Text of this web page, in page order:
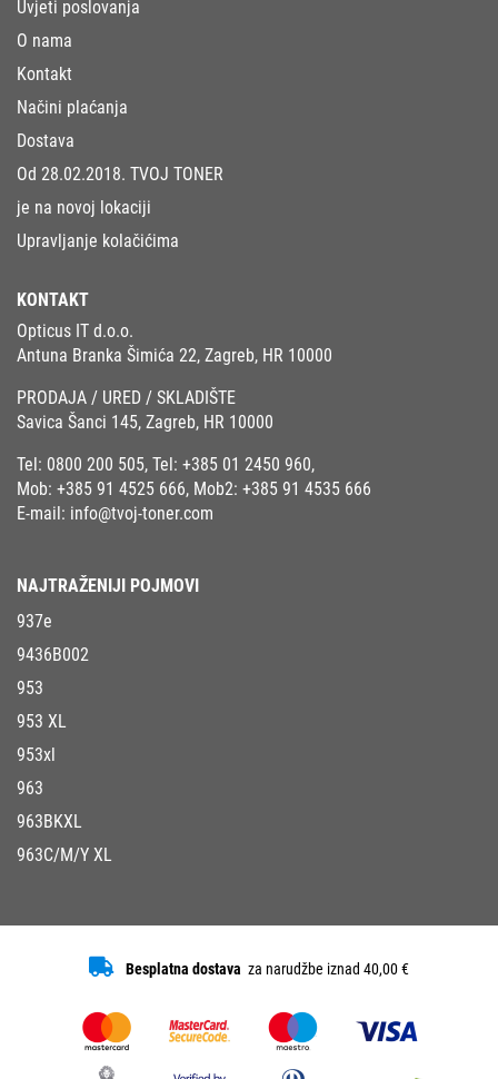
Uvjeti poslovanja
O nama
Kontakt
Načini plaćanja
Dostava
Od 28.02.2018. TVOJ TONER
je na novoj lokaciji
Upravljanje kolačićima
KONTAKT
Opticus IT d.o.o.
Antuna Branka Šimića 22, Zagreb, HR 10000
PRODAJA / URED / SKLADIŠTE
Savica Šanci 145, Zagreb, HR 10000
Tel: 0800 200 505, Tel: +385 01 2450 960,
Mob: +385 91 4525 666, Mob2: +385 91 4535 666
E-mail: info@tvoj-toner.com
NAJTRAŽENIJI POJMOVI
937e
9436B002
953
953 XL
953xl
963
963BKXL
963C/M/Y XL
Besplatna dostava za narudžbe iznad 40,00 €